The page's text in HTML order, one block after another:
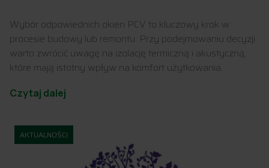
Wybór odpowiednich okien PCV to kluczowy krok w
procesie budowy lub remontu. Przy podejmowaniu decyzji
warto zwrócić uwagę na izolację termiczną i akustyczną,
które mają istotny wpływ na komfort użytkowania.
Czytaj dalej
AKTUALNOŚCI